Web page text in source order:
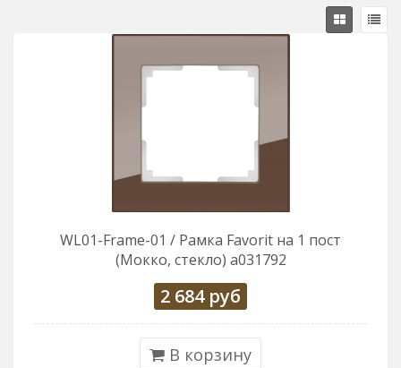
WL01-Frame-01 / Рамка Favorit на 1 пост
(Мокко, стекло) a031792
2 684руб
В корзину